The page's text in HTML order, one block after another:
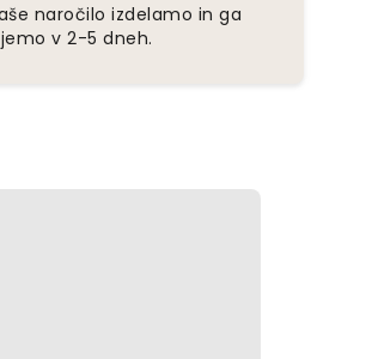
naročilo izdelamo in ga
v 2-5 dneh.